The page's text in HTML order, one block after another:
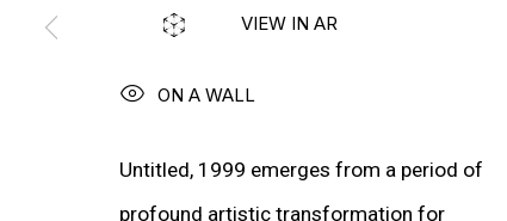
VIEW IN AR
ON A WALL
Untitled, 1999 emerges from a period of
profound artistic transformation for